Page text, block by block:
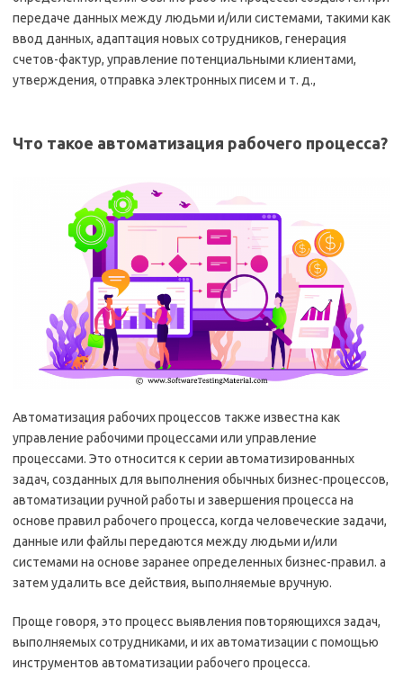
передаче данных между людьми и/или системами, такими как
ввод данных, адаптация новых сотрудников, генерация
счетов-фактур, управление потенциальными клиентами,
утверждения, отправка электронных писем и т. д.,
Что такое автоматизация рабочего процесса?
Автоматизация рабочих процессов также известна как
управление рабочими процессами или управление
процессами. Это относится к серии автоматизированных
задач, созданных для выполнения обычных бизнес-процессов,
автоматизации ручной работы и завершения процесса на
основе правил рабочего процесса, когда человеческие задачи,
данные или файлы передаются между людьми и/или
системами на основе заранее определенных бизнес-правил. а
затем удалить все действия, выполняемые вручную.
Проще говоря, это процесс выявления повторяющихся задач,
выполняемых сотрудниками, и их автоматизации с помощью
инструментов автоматизации рабочего процесса.